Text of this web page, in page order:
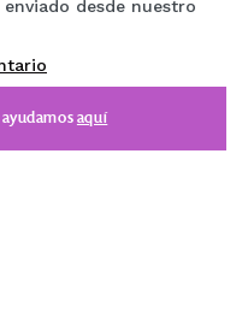
enviado desde nuestro
ayudamosaquí